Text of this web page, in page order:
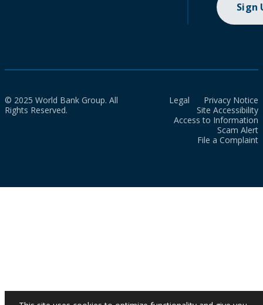
Sign
© 2025 World Bank Group. All
Rights Reserved.
Legal
Privacy Notice
Site Accessibility
Access to Information
Scam Alert
File a Complaint